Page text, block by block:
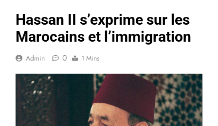
Hassan II s’exprime sur les
Marocains et l’immigration
Admin 0 1 Mins